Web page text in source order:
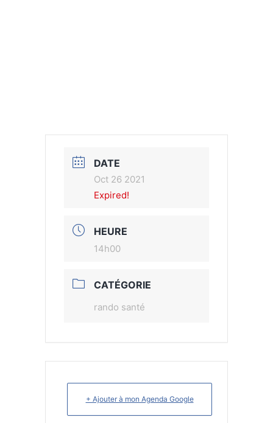
DATE
Oct 26 2021
Expired!
HEURE
14h00
CATÉGORIE
rando santé
+ Ajouter à mon Agenda Google